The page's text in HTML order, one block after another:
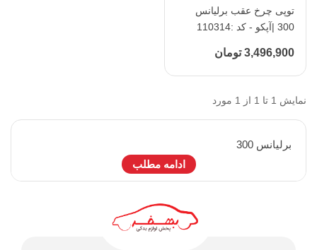
توپی چرخ عقب برلیانس
300 |آپکو - کد :110314
3,496,900 تومان
نمایش 1 تا 1 از 1 مورد
برليانس 300
ادامه مطلب